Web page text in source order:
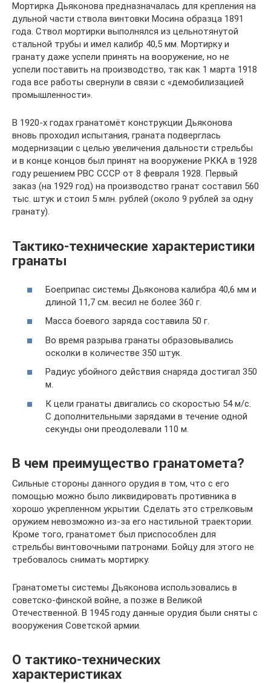
Мортирка Дьяконова предназначалась для крепления на
дульной части ствола винтовки Мосина образца 1891
года. Ствол мортирки выполнялся из цельнотянутой
стальной трубы и имел калибр 40,5 мм. Мортирку и
гранату даже успели принять на вооружение, но не
успели поставить на производство, так как 1 марта 1918
года все работы свернули в связи с «демобилизацией
промышленности».
В 1920-х годах гранатомёт конструкции Дьяконова
вновь проходил испытания, граната подверглась
модернизации с целью увеличения дальности стрельбы
и в конце концов был принят на вооружение РККА в 1928
году решением РВС СССР от 8 февраля 1928. Первый
заказ (на 1929 год) на производство гранат составил 560
тыс. штук и стоил 5 млн. рублей (около 9 рублей за одну
гранату).
Тактико-технические характеристики
гранаты
Боеприпас системы Дьяконова калибра 40,6 мм и
длиной 11,7 см. весил не более 360 г.
Масса боевого заряда составила 50 г.
Во время разрыва гранаты образовывались
осколки в количестве 350 штук.
Радиус убойного действия снаряда достигал 350
м.
К цели гранаты двигались со скоростью 54 м/с.
С дополнительными зарядами в течение одной
секунды они преодолевали 110 м.
В чем преимущество гранатомета?
Сильные стороны данного орудия в том, что с его
помощью можно было ликвидировать противника в
хорошо укрепленном укрытии. Сделать это стрелковым
оружием невозможно из-за его настильной траектории.
Кроме того, гранатомет был приспособлен для
стрельбы винтовочными патронами. Бойцу для этого не
требовалось снимать мортирку.
Гранатометы системы Дьяконова использовались в
советско-финской войне, а позже в Великой
Отечественной. В 1945 году данные орудия были сняты с
вооружения Советской армии.
О тактико-технических
характеристиках